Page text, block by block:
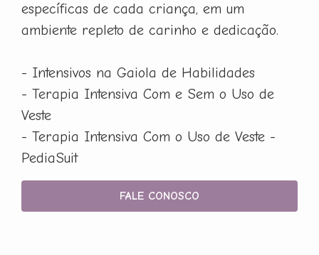
específicas de cada criança, em um
ambiente repleto de carinho e dedicação.
- Intensivos na Gaiola de Habilidades
- Terapia Intensiva Com e Sem o Uso de
Veste
- Terapia Intensiva Com o Uso de Veste -
PediaSuit
FALE CONOSCO